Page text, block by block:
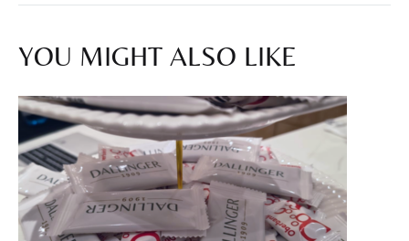
YOU MIGHT ALSO LIKE